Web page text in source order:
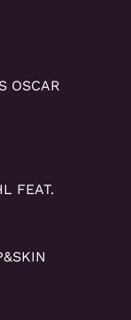
OSCAR
FEAT.